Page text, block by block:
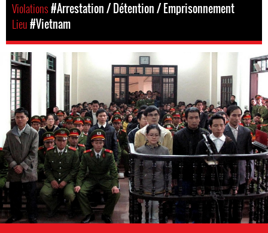
Violations#Arrestation / Détention / Emprisonnement
Lieu#Vietnam
#Vietnam-
general-
context.jpg